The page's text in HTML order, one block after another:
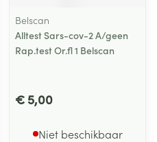
Belscan
Alltest Sars-cov-2 A/geen
Rap.test Or.fl 1 Belscan
€ 5,00
Niet beschikbaar